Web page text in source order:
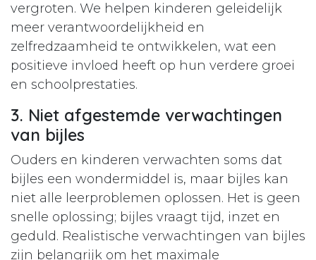
vergroten. We helpen kinderen geleidelijk
meer verantwoordelijkheid en
zelfredzaamheid te ontwikkelen, wat een
positieve invloed heeft op hun verdere groei
en schoolprestaties.
3. Niet afgestemde verwachtingen
van bijles
Ouders en kinderen verwachten soms dat
bijles een wondermiddel is, maar bijles kan
niet alle leerproblemen oplossen. Het is geen
snelle oplossing; bijles vraagt tijd, inzet en
geduld. Realistische verwachtingen van bijles
zijn belangrijk om het maximale